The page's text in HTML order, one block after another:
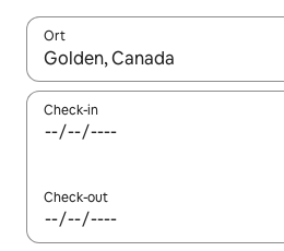
Ort
Wenn Ergebnisse verfügbar
Check-in
Check-out